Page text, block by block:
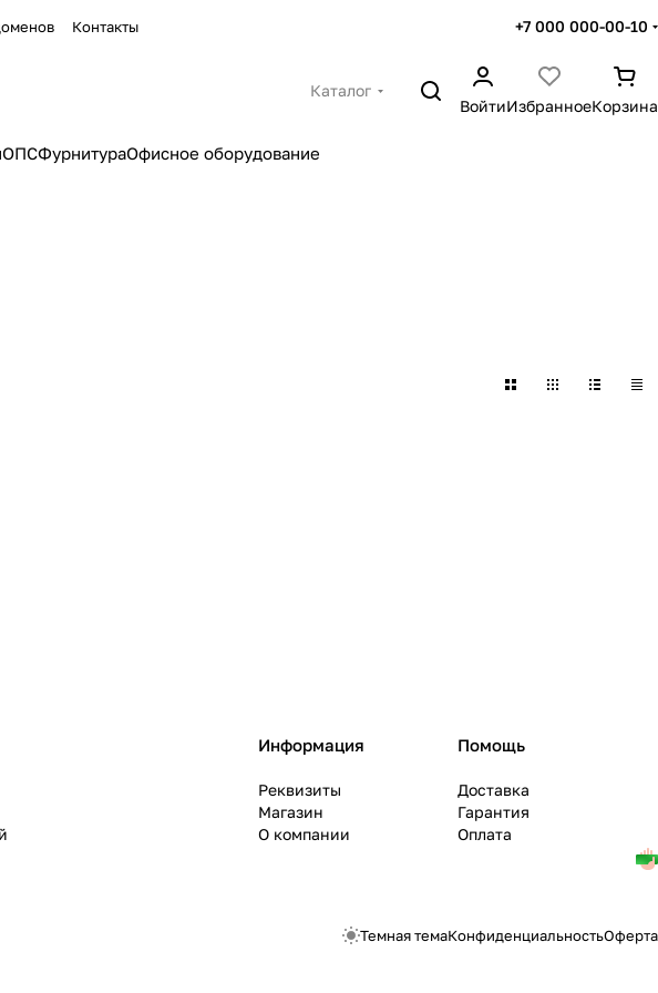
Контакты +7 000 000-00-10
Каталог
ВойтиИзбранноеКорзина
ОПСФурнитураОфисное оборудование
Информация
Реквизиты
Магазин
О компании
Помощь
Доставка
Гарантия
Оплата
Темная темаКонфиденциальностьОферта